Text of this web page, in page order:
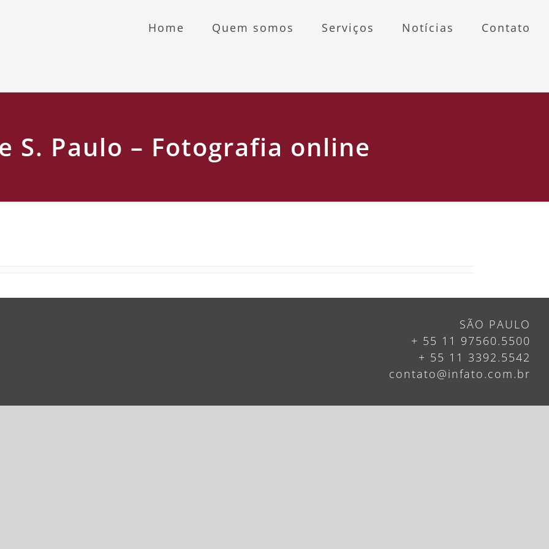
Home Quem somos Serviços Notícias Contato
S. Paulo – Fotografia online
SÃO PAULO
+ 55 11 97560.5500
+ 55 11 3392.5542
contato@infato.com.br